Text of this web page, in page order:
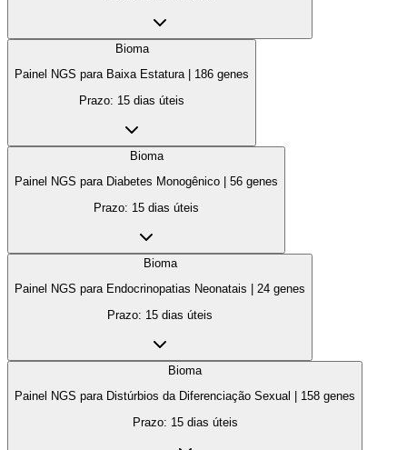
Bioma
Painel NGS para Baixa Estatura| 186 genes
Prazo: 15 dias úteis
Bioma
Painel NGS para Diabetes Monogênico
56 genes
Prazo: 15 dias úteis
Bioma
Painel NGS para Endocrinopatias Neonatais
24 genes
Prazo: 15 dias úteis
Bioma
Painel NGS para Distúrbios da Diferenciação Sexual
158 genes
Prazo: 15 dias úteis